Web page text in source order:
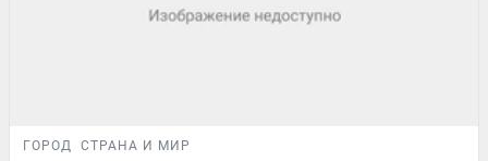
ГОРОД СТРАНА И МИР